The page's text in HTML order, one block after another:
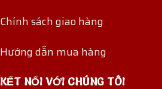
Chính sách giao hàng
Hướng dẫn mua hàng
KẾT NỐI VỚI CHÚNG TÔI